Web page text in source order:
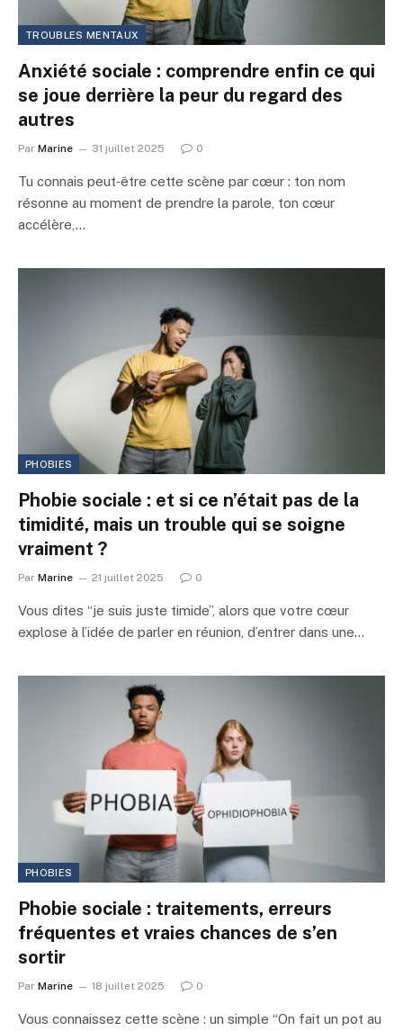
TROUBLES MENTAUX
Anxiété sociale : comprendre enfin ce qui
se joue derrière la peur du regard des
autres
Par Marine 31 juillet 2025 0
Tu connais peut‑être cette scène par cœur : ton nom
résonne au moment de prendre la parole, ton cœur
accélère,…
PHOBIES
Phobie sociale : et si ce n’était pas de la
timidité, mais un trouble qui se soigne
vraiment ?
Par Marine 21 juillet 2025 0
Vous dites “je suis juste timide”, alors que votre cœur
explose à l’idée de parler en réunion, d’entrer dans une…
PHOBIES
Phobie sociale : traitements, erreurs
fréquentes et vraies chances de s’en
sortir
Par Marine 18 juillet 2025 0
Vous connaissez cette scène : un simple “On fait un pot au